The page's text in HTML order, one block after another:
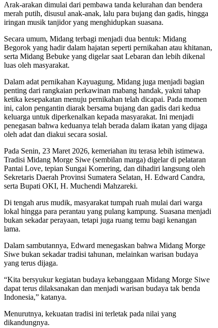
Arak-arakan dimulai dari pembawa tanda kelurahan dan bendera
merah putih, disusul anak-anak, lalu para bujang dan gadis, hingga
iringan musik tanjidor yang menghidupkan suasana.
Secara umum, Midang terbagi menjadi dua bentuk: Midang
Begorok yang hadir dalam hajatan seperti pernikahan atau khitanan,
serta Midang Bebuke yang digelar saat Lebaran dan lebih dikenal
luas oleh masyarakat.
Dalam adat pernikahan Kayuagung, Midang juga menjadi bagian
penting dari rangkaian perkawinan mabang handak, yakni tahap
ketika kesepakatan menuju pernikahan telah dicapai. Pada momen
ini, calon pengantin diarak bersama bujang dan gadis dari kedua
keluarga untuk diperkenalkan kepada masyarakat. Ini menjadi
penegasan bahwa keduanya telah berada dalam ikatan yang dijaga
oleh adat dan diakui secara sosial.
Pada Senin, 23 Maret 2026, kemeriahan itu terasa lebih istimewa.
Tradisi Midang Morge Siwe (sembilan marga) digelar di pelataran
Pantai Love, tepian Sungai Komering, dan dihadiri langsung oleh
Sekretaris Daerah Provinsi Sumatera Selatan, H. Edward Candra,
serta Bupati OKI, H. Muchendi Mahzareki.
Di tengah arus mudik, masyarakat tumpah ruah mulai dari warga
lokal hingga para perantau yang pulang kampung. Suasana menjadi
bukan sekadar perayaan, tetapi juga ruang temu bagi kenangan
lama.
Dalam sambutannya, Edward menegaskan bahwa Midang Morge
Siwe bukan sekadar tradisi tahunan, melainkan warisan budaya
yang terus dijaga.
“Kita bersyukur kegiatan budaya kebanggaan Midang Morge Siwe
dapat terus dilaksanakan dan menjadi warisan budaya tak benda
Indonesia,” katanya.
Menurutnya, kekuatan tradisi ini terletak pada nilai yang
dikandungnya.